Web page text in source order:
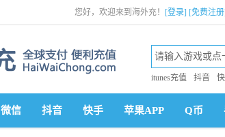
您好，欢迎来到海外充！ [登录] [免费注
itunes充值 抖音
微信 抖音 快手 苹果APP Q币